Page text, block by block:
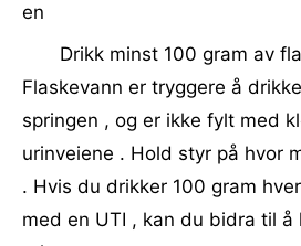
en
Drikk minst 100 gram av
Flaskevann er tryggere å
springen , og er ikke fylt med
urinveiene . Hold styr på hvor
. Hvis du drikker 100 gram
med en UTI , kan du bidra til å